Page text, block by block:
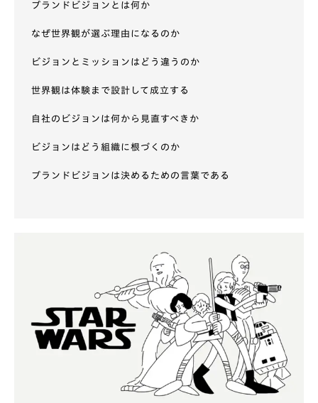
ブランドビジョンとは何か
なぜ世界観が選ぶ理由になるのか
ビジョンとミッションはどう違うのか
世界観は体験まで設計して成立する
自社のビジョンは何から見直すべきか
ビジョンはどう組織に根づくのか
ブランドビジョンは決めるための言葉である